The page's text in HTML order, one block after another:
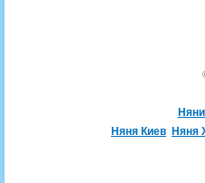
Няня Киев Няня